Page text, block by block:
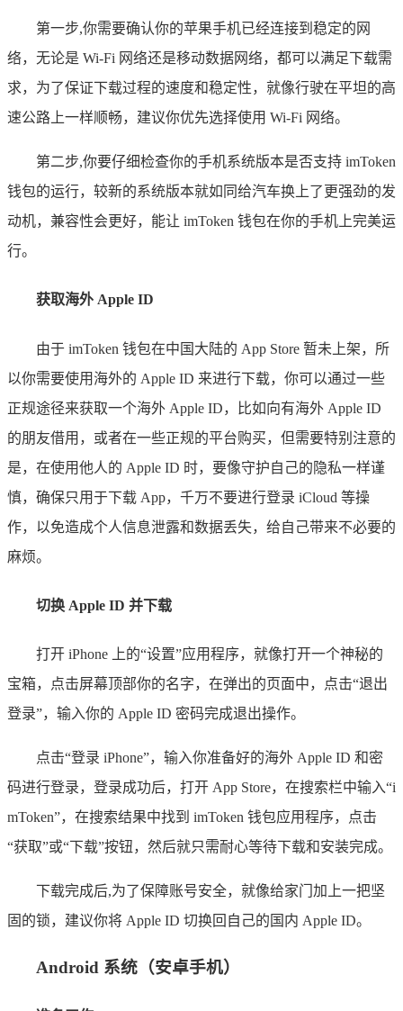
第一步,你需要确认你的苹果手机已经连接到稳定的网
络，无论是 Wi-Fi 网络还是移动数据网络，都可以满足下载需
求，为了保证下载过程的速度和稳定性，就像行驶在平坦的高
速公路上一样顺畅，建议你优先选择使用 Wi-Fi 网络。
第二步,你要仔细检查你的手机系统版本是否支持 imToken
钱包的运行，较新的系统版本就如同给汽车换上了更强劲的发
动机，兼容性会更好，能让 imToken 钱包在你的手机上完美运
行。
获取海外 Apple ID
由于 imToken 钱包在中国大陆的 App Store 暂未上架，所
以你需要使用海外的 Apple ID 来进行下载，你可以通过一些
正规途径来获取一个海外 Apple ID，比如向有海外 Apple ID
的朋友借用，或者在一些正规的平台购买，但需要特别注意的
是，在使用他人的 Apple ID 时，要像守护自己的隐私一样谨
慎，确保只用于下载 App，千万不要进行登录 iCloud 等操
作，以免造成个人信息泄露和数据丢失，给自己带来不必要的
麻烦。
切换 Apple ID 并下载
打开 iPhone 上的“设置”应用程序，就像打开一个神秘的
宝箱，点击屏幕顶部你的名字，在弹出的页面中，点击“退出
登录”，输入你的 Apple ID 密码完成退出操作。
点击“登录 iPhone”，输入你准备好的海外 Apple ID 和密
码进行登录，登录成功后，打开 App Store，在搜索栏中输入“i
mToken”，在搜索结果中找到 imToken 钱包应用程序，点击
“获取”或“下载”按钮，然后就只需耐心等待下载和安装完成。
下载完成后,为了保障账号安全，就像给家门加上一把坚
固的锁，建议你将 Apple ID 切换回自己的国内 Apple ID。
Android 系统（安卓手机）